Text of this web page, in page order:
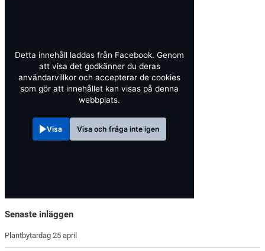
Detta innehåll laddas från Facebook. Genom
att visa det godkänner du deras
användarvillkor och accepterar de cookies
som gör att innehållet kan visas på denna
webbplats.
Visa Visa och fråga inte igen
Senaste inläggen
Plantbytardag 25 april